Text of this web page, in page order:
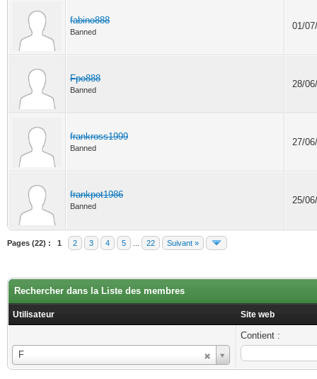
fabino888
Banned
01/
Fpo888
Banned
28/
frankross1999
Banned
27/
frankpot1986
Banned
25/
Pages (22) : 1 2 3 4 5 22 Suivant »
Rechercher dans la Liste des membres
Utilisateur Site web
F
Utilisateur
Contient :